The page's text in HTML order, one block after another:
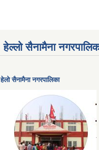
हेल्लो सैनामैना
हेलाे सैनामैना नगरपालिका